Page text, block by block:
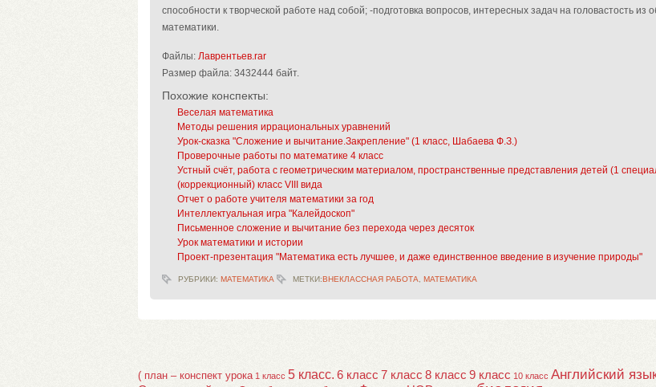
способности к творческой работе над собой; -подготовка вопросов, интересных задач на головастость из
математики.
Файлы: Лаврентьев.rar
Размер файла: 3432444 байт.
Похожие конспекты:
Веселая математика
Методы решения иррациональных уравнений
Урок-сказка "Сложение и вычитание.Закрепление" (1 класс, Шабаева Ф.З.)
Проверочные работы по математике 4 класс
Устный счёт, работа с геометрическим материалом, пространственные представления детей (1
(коррекционный) класс VIII вида
Отчет о работе учителя математики за год
Интеллектуальная игра "Калейдоскоп"
Письменное сложение и вычитание без перехода через десяток
Урок математики и истории
Проект-презентация "Математика есть лучшее, и даже единственное введение в изучение природы"
РУБРИКИ: МАТЕМАТИКА МЕТКИ:ВНЕКЛАССНАЯ РАБОТА МАТЕМАТИКА
( план – конспект урока 1 класс 5 класс. 6 класс 7 класс 8 класс 9 класс 10 класс Английский